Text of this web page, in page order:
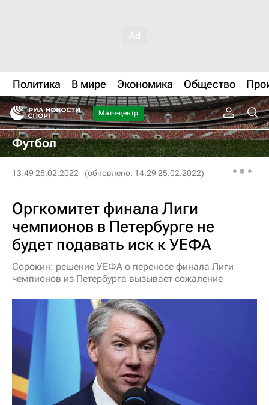
Политика В мире Экономика Общество
Матч-центр
Футбол
13:49 25.02.2022 (обновлено: 14:29 25.02.2022)
Оргкомитет финала Лиги
чемпионов в Петербурге не
будет подавать иск к УЕФА
Сорокин: решение УЕФА о переносе финала Лиги
чемпионов из Петербурга вызывает сожаление